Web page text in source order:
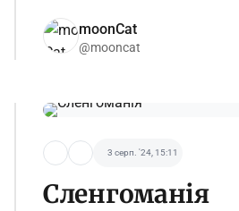
moonCat
@mooncat
3 серп. '24, 15:11
Сленгоманія